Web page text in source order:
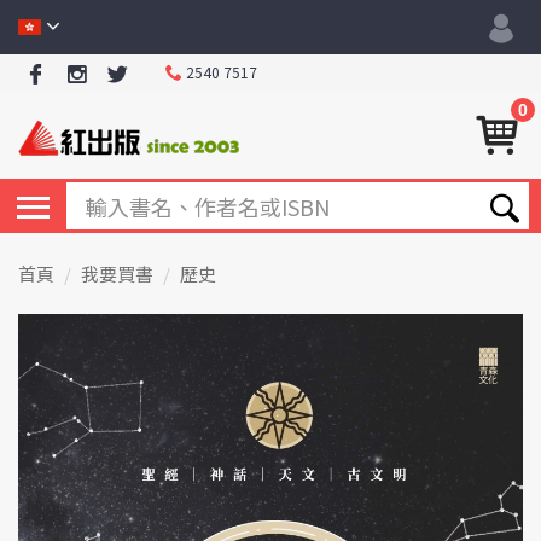
2540 7517
0
首頁 我要買書 歷史